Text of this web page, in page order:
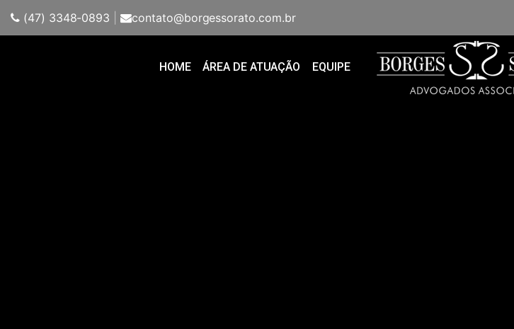
(47) 3348-0893 | contato@borgessorato.com.br
HOME ÁREA DE ATUAÇÃO EQUIPE